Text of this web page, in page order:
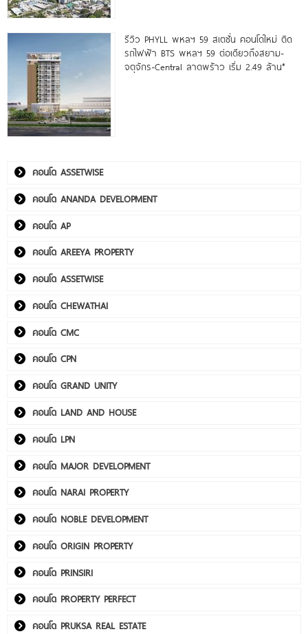
รีวิว PHYLL พหลฯ 59 สเตชั่น คอนโดใหม่ ติด
รถไฟฟ้า BTS พหลฯ 59 ต่อเดียวถึงสยาม-
จตุจักร-Central ลาดพร้าว เริ่ม 2.49 ล้าน*
คอนโด ASSETWISE
คอนโด ANANDA DEVELOPMENT
คอนโด AP
คอนโด AREEYA PROPERTY
คอนโด ASSETWISE
คอนโด CHEWATHAI
คอนโด CMC
คอนโด CPN
คอนโด GRAND UNITY
คอนโด LAND AND HOUSE
คอนโด LPN
คอนโด MAJOR DEVELOPMENT
คอนโด NARAI PROPERTY
คอนโด NOBLE DEVELOPMENT
คอนโด ORIGIN PROPERTY
คอนโด PRINSIRI
คอนโด PROPERTY PERFECT
คอนโด PRUKSA REAL ESTATE